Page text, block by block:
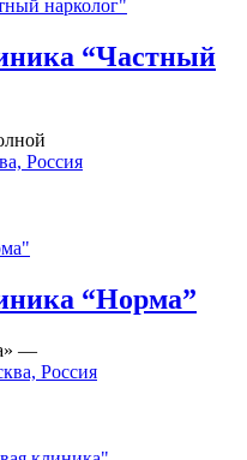
“Частный
Россия
“Норма”
—
Россия